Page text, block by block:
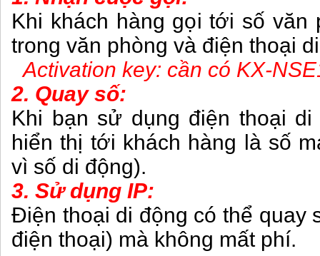
Khi khách hàng gọi tới số văn
trong văn phòng và điện thoại
Activation key: cần có KX-
2. Quay số:
Khi bạn sử dụng điện thoại
hiển thị tới khách hàng là số
vì số di động).
3. Sử dụng IP:
Điện thoại di động có thể quay
điện thoại) mà không mất phí.